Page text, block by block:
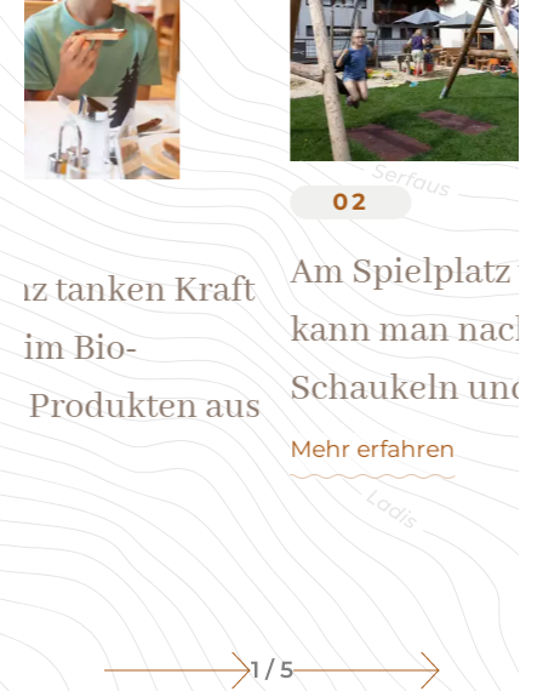
02
Am Spielplatz vor dem Hotel
kann man nach Herzenslust
Schaukeln und Sand spielen.
Mehr erfahren
1 / 5